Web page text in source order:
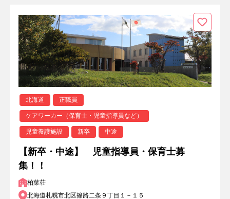
北海道 正職員
ケアワーカー（保育士・児童指導員など）
児童養護施設 新卒 中途
【新卒・中途】 児童指導員・保育士募
集！！
柏葉荘
北海道札幌市北区篠路二条９丁目１－１５